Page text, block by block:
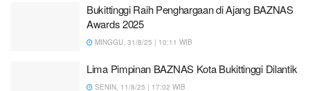
Bukittinggi Raih Penghargaan di Ajang BAZNAS
Awards 2025
MINGGU, 31/8/25 | 10:11 WIB
Lima Pimpinan BAZNAS Kota Bukittinggi Dilantik
SENIN, 11/8/25 | 17:02 WIB